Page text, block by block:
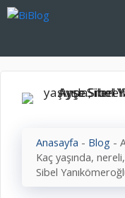
İçeriğe
Anasayfa - Blog -
Kaç yaşında,
Sibel